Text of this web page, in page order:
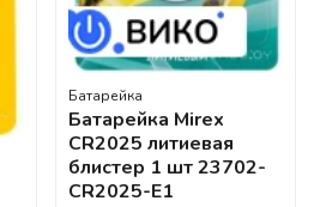
Батарейка
Батарейка Mirex
CR2025 литиевая
блистер 1 шт 23702-
CR2025-E1